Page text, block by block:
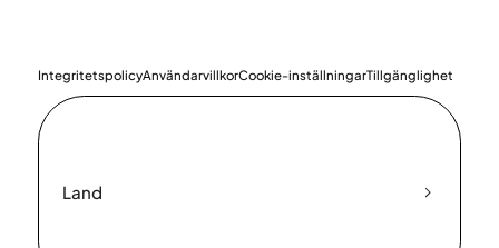
IntegritetspolicyAnvändarvillkorCookie-inställningarTillgänglighet
Land